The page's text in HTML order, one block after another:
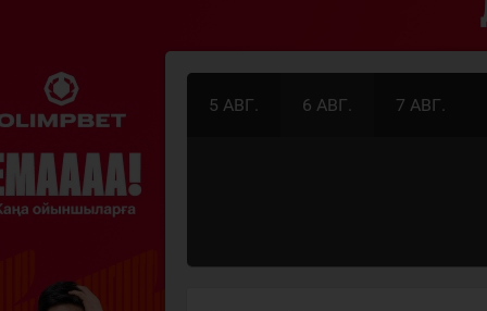
5 АВГ. 6 АВГ. 7 АВГ.